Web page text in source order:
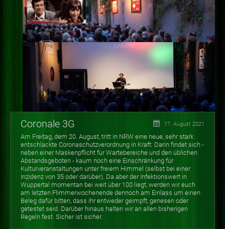
Coronale 3G 17. August 2021
Am Freitag, dem 20. August, tritt in NRW eine neue, sehr stark
entschlackte Coronaschutzverordnung in Kraft: Darin findet sich -
neben einer Maskenpflicht für Wartebereiche und den üblichen
Abstandsgeboten - kaum noch eine Einschränkung für
Kulturveranstaltungen unter freiem Himmel (selbst bei einer
Inzidenz von 35 oder darüber). Da aber der Infektionswert in
Wuppertal momentan bei weit über 100 liegt, werden wir euch
am letzten Flimmerwochenende dennoch am Einlass um einen
Beleg dafür bitten, dass ihr entweder geimpft, genesen oder
getestet seid. Darüber hinaus halten wir an allen bisherigen
Regeln fest. Sicher ist sicher.